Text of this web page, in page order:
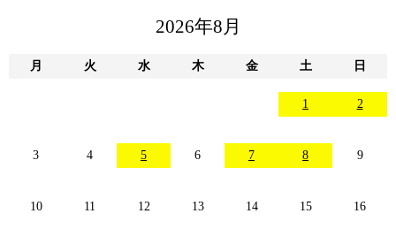
2026年8月
月 火 水 木 金 土 日
1 2
3 4 5 6 7 8 9
10 11 12 13 14 15 16